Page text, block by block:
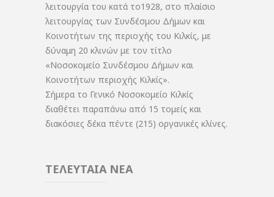
λειτουργία του κατά το1928, στο πλαίσιο
λειτουργίας των Συνδέσμου Δήμων και
Κοινοτήτων της περιοχής του Κιλκίς, με
δύναμη 20 κλινών με τον τίτλο
«Νοσοκομείο Συνδέσμου Δήμων και
Κοινοτήτων περιοχής Κιλκίς».
Σήμερα το Γενικό Νοσοκομείο Κιλκίς
διαθέτει παραπάνω από 15 τομείς και
διακόσιες δέκα πέντε (215) οργανικές κλίνες.
ΤΕΛΕΥΤΑΙΑ ΝΕΑ